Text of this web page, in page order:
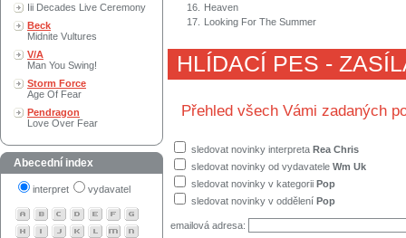
Iii Decades Live Ceremony
Beck
Midnite Vultures
V/A
Man You Swing!
Storm Force
Age Of Fear
Pendragon
Love Over Fear
Abecední index
interpret vydavatel
16.
Heaven
17.
Looking For The Summer
HLÍDACÍ PES -
Přehled všech Vámi zadaných
sledovat novinky interpreta Rea Chris
sledovat novinky od vydavatele Wm Uk
sledovat novinky v kategorii Pop
sledovat novinky v oddělení Pop
emailová adresa: